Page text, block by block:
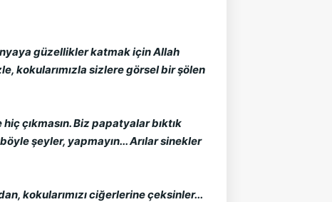
güzellikler katmak için Allah
kokularımızla sizlere görsel bir şölen
çıkmasın. Biz papatyalar bıktık
şeyler, yapmayın... Arılar sinekler
kokularımızı ciğerlerine çeksinler...